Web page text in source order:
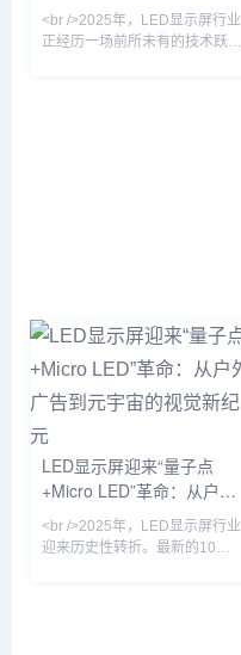
入口，技术革命重塑百亿市
场
<br />2025年，LED显示屏行业
正经历一场前所未有的技术跃
LED显示屏迎来“量子点
+Micro LED”革命：从户外
广告到元宇宙的视觉新纪元
<br />2025年，LED显示屏行业
迎来历史性转折。最新的10篇